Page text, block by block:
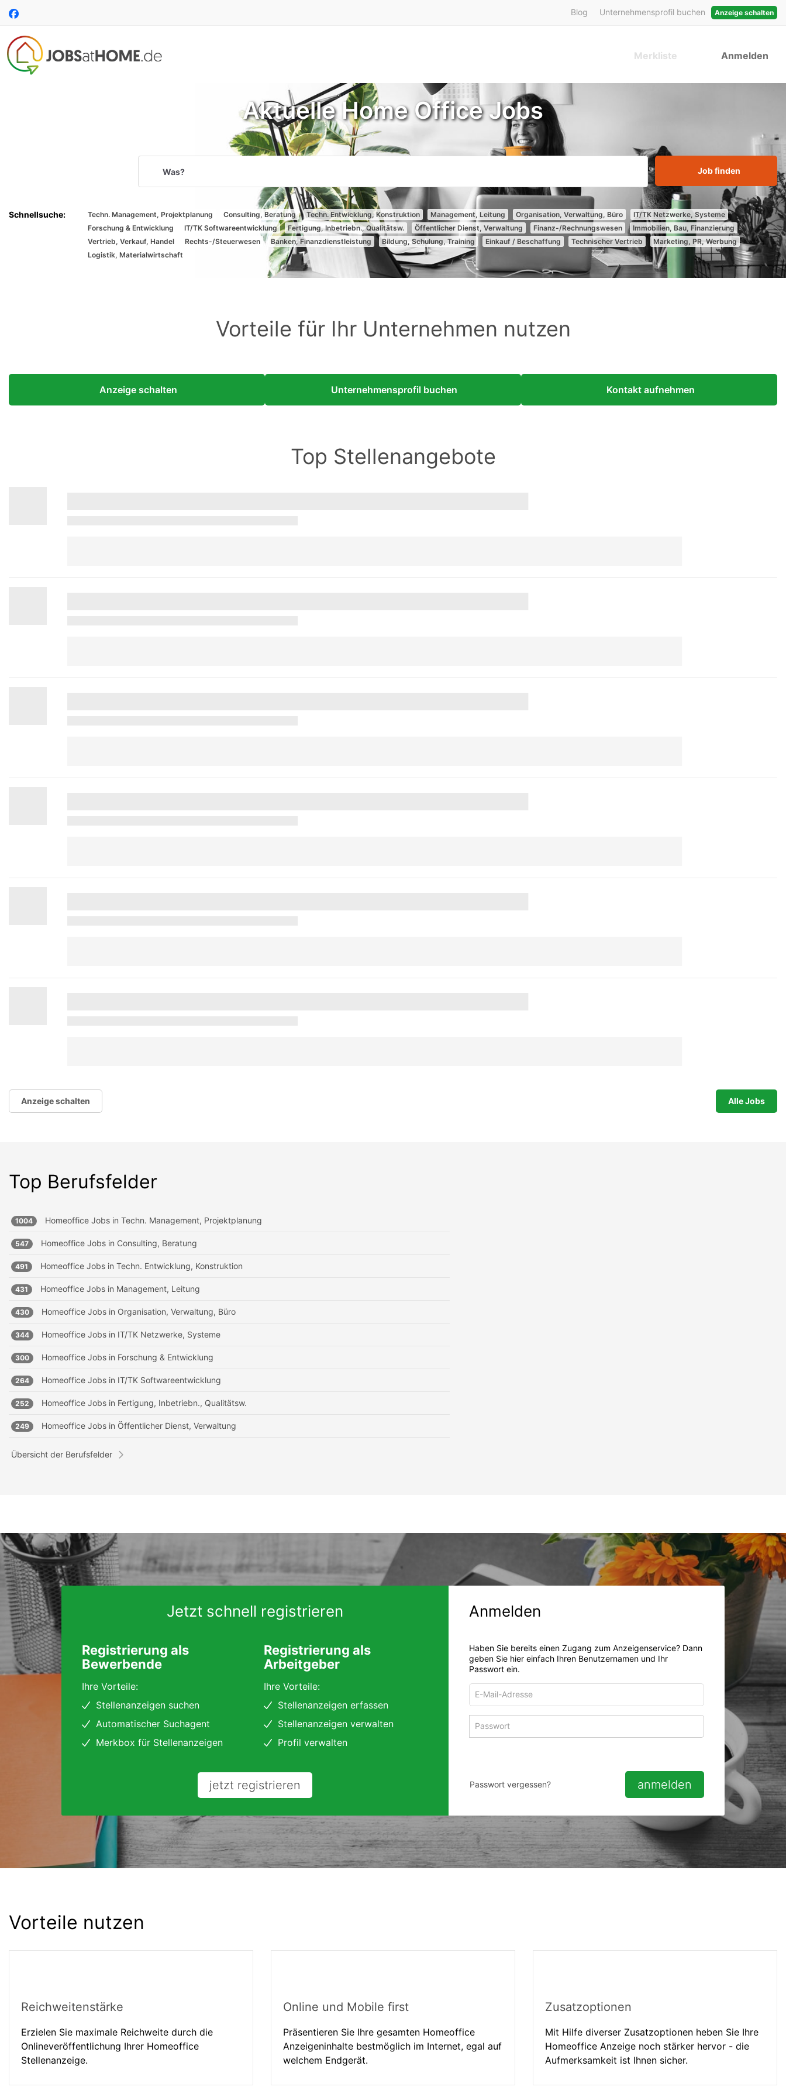
Accessibility
Modus
zur
Navigation
zum
Auf
folgen
Anzeige schalten
Blog Unternehmensprofil buchen
Anmelden
Merkliste
Aktuelle Home Office Jobs
Suche
per
Spracheingabe
Job finden
Techn. Management, Projektplanung Consulting, Beratung Techn. Entwicklung, Konstruktion Management, Leitung Organisation, Verwaltung, Büro
IT/TK Netzwerke, Systeme
Forschung & Entwicklung
IT/TK Softwareentwicklung Fertigung, Inbetriebn., Qualitätsw. Öffentlicher Dienst, Verwaltung Finanz-/Rechnungswesen
Immobilien, Bau, Finanzierung
Vertrieb, Verkauf, Handel
Rechts-/Steuerwesen Banken, Finanzdienstleistung Bildung, Schulung, Training Einkauf / Beschaffung Technischer Vertrieb
Marketing, PR, Werbung
Logistik, Materialwirtschaft
Vorteile für Ihr Unternehmen nutzen
Anzeige schalten Unternehmensprofil buchen Kontakt aufnehmen
Top Stellenangebote
Anzeige schalten Alle Jobs
Top Berufsfelder
1004 Homeoffice Jobs in Techn. Management, Projektplanung
547 Homeoffice Jobs in Consulting, Beratung
491 Homeoffice Jobs in Techn. Entwicklung, Konstruktion
431 Homeoffice Jobs in Management, Leitung
430 Homeoffice Jobs in Organisation, Verwaltung, Büro
344 Homeoffice Jobs in IT/TK Netzwerke, Systeme
300 Homeoffice Jobs in Forschung & Entwicklung
264 Homeoffice Jobs in IT/TK Softwareentwicklung
252 Homeoffice Jobs in Fertigung, Inbetriebn., Qualitätsw.
249 Homeoffice Jobs in Öffentlicher Dienst, Verwaltung
Übersicht der Berufsfelder
Jetzt schnell registrieren
Registrierung als
Bewerbende
Ihre Vorteile:
Stellenanzeigen suchen
Automatischer Suchagent
Merkbox für Stellenanzeigen
Registrierung als
Arbeitgeber
Ihre Vorteile:
Stellenanzeigen erfassen
Stellenanzeigen verwalten
Profil verwalten
jetzt registrieren
Anmelden
Haben Sie bereits einen Zugang zum Anzeigenservice? Dann
geben Sie hier einfach Ihren Benutzernamen und Ihr
Passwort ein.
Adresse
zum
Anmelden
Passwort anzeigen
anmelden
Passwort vergessen?
Vorteile nutzen
Reichweitenstärke
Erzielen Sie maximale Reichweite durch die
Onlineveröffentlichung Ihrer Homeoffice
Stellenanzeige.
Online und Mobile first
Präsentieren Sie Ihre gesamten Homeoffice
Anzeigeninhalte bestmöglich im Internet, egal auf
welchem Endgerät.
Zusatzoptionen
Mit Hilfe diverser Zusatzoptionen heben Sie Ihre
Homeoffice Anzeige noch stärker hervor - die
Aufmerksamkeit ist Ihnen sicher.